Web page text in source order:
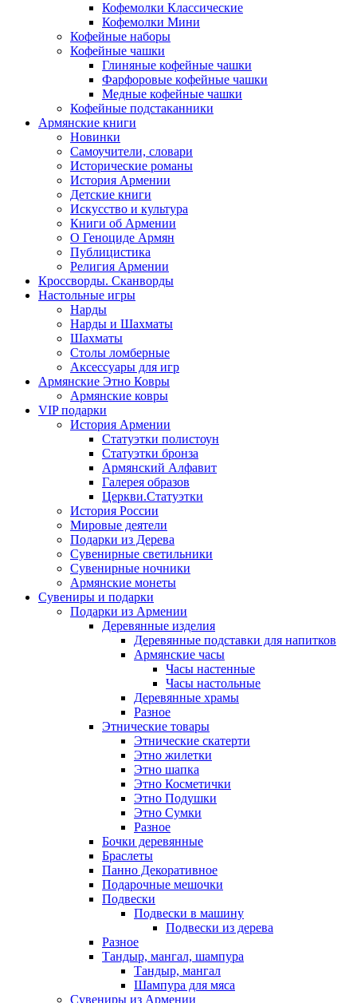
Кофемолки Классические
Кофемолки Мини
Кофейные наборы
Кофейные чашки
Глиняные кофейные чашки
Фарфоровые кофейные чашки
Медные кофейные чашки
Кофейные подстаканники
Армянские книги
Новинки
Самоучители, словари
Исторические романы
История Армении
Детские книги
Иcкусство и культура
Книги об Армении
О Геноциде Армян
Публицистика
Религия Армении
Кроссворды. Сканворды
Настольные игры
Нарды
Нарды и Шахматы
Шахматы
Столы ломберные
Аксессуары для игр
Армянские Этно Ковры
Армянские ковры
VIP подарки
История Армении
Статуэтки полистоун
Статуэтки бронза
Армянский Алфавит
Галерея образов
Церкви.Статуэтки
История России
Мировые деятели
Подарки из Дерева
Сувенирные светильники
Сувенирные ночники
Армянские монеты
Сувениры и подарки
Подарки из Армении
Деревянные изделия
Деревянные подставки для напитков
Армянские часы
Часы настенные
Часы настольные
Деревянные храмы
Разное
Этнические товары
Этнические скатерти
Этно жилетки
Этно шапка
Этно Косметички
Этно Подушки
Этно Сумки
Разное
Бочки деревянные
Браслеты
Панно Декоративное
Подарочные мешочки
Подвески
Подвески в машину
Подвески из дерева
Разное
Тандыр, мангал, шампура
Тандыр, мангал
Шампура для мяса
Сувениры из Армении